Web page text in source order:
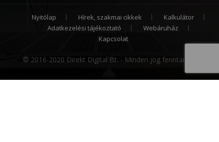
Nyitólap Hírek, szakmai cikkek
Kalkulátor
Adatkezelési tájékoztató
Webáruház
Kapcsolat
© 2016-2020 Direkt Digital Bt. - Minden jog fenntartva.